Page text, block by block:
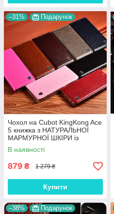
–31% Подарунок
Чохол на Cubot KingKong Ace
5 книжка з НАТУРАЛЬНОЇ
МАРМУРНОЇ ШКІРИ із
підставкою протиударний
магнітний "MARBLE"
В наявності
879 ₴ 1 279 ₴
Купити
–38% Подарунок